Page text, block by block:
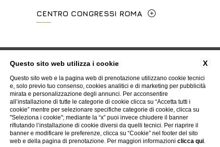
CENTRO CONGRESSI ROMA
+39 06 4814927
mice@hotelpalatino.com
P.Iva 00434210480
Certificazioni ISO
Whistleblowing Accessibilità
WEBSITE BY BLASTNESS
X
Questo sito web utilizza i cookie
Questo sito web e la pagina web di prenotazione utilizzano cookie tecnici
e, solo previo tuo consenso, cookies analitici e di marketing per pubblicità
mirata e personalizzazione degli annunci. Per acconsentire
all’installazione di tutte le categorie di cookie clicca su “Accetta tutti i
cookie” mentre per selezionare specifiche categorie di cookie, clicca su
"Seleziona i cookie"; mediante la “x” puoi invece chiudere il banner
rifiutando l’installazione di cookie diversi da quelli tecnici. Per riaprire il
banner e modificare le preferenze, clicca su “Cookie” nel footer del sito
web e della pagina di prenotazione. Per maggiori informazioni clicca qui.